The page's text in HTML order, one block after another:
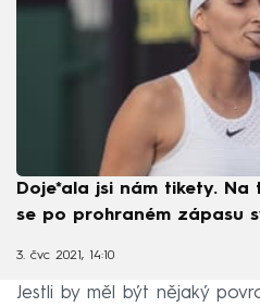
Doje*ala jsi nám tikety. Na
se po prohraném zápasu
3. čvc 2021, 14:10
Jestli by měl být nějaký